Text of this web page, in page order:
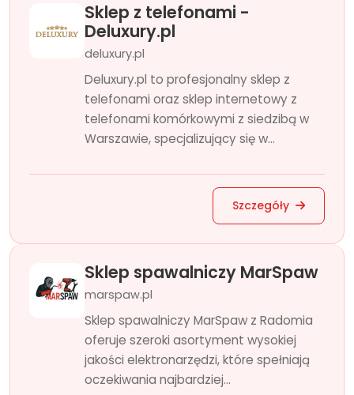
Sklep z telefonami -
Deluxury.pl
deluxury.pl
Deluxury.pl to profesjonalny sklep z
telefonami oraz sklep internetowy z
telefonami komórkowymi z siedzibą w
Warszawie, specjalizujący się w...
Szczegóły
Sklep spawalniczy MarSpaw
marspaw.pl
Sklep spawalniczy MarSpaw z Radomia
oferuje szeroki asortyment wysokiej
jakości elektronarzędzi, które spełniają
oczekiwania najbardziej...